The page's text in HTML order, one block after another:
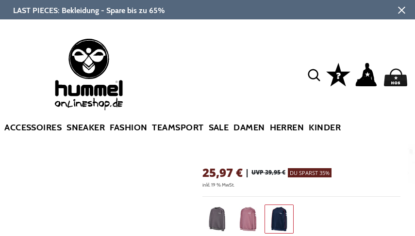
LAST PIECES: Bekleidung - Spare bis zu 65%
ACCESSOIRES SNEAKER FASHION TEAMSPORT SALE DAMEN HERREN KINDER
25,97€ | UVP 39,95 € DU SPARST 35%
inkl. 19 % MwSt.